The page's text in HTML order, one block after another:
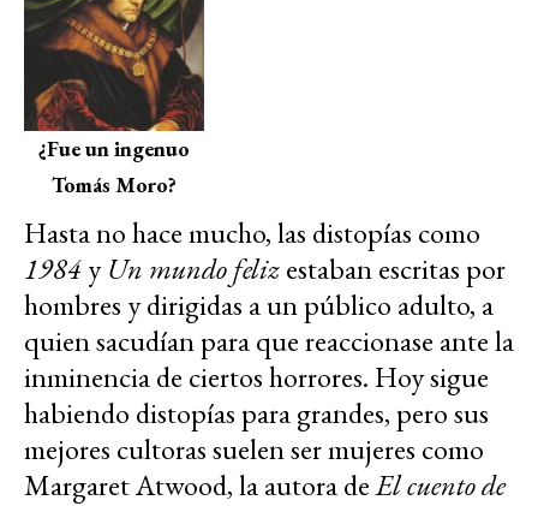
¿Fue un ingenuo
Tomás Moro?
Hasta no hace mucho, las distopías como
1984yUn mundo felizestaban escritas por
hombres y dirigidas a un público adulto, a
quien sacudían para que reaccionase ante la
inminencia de ciertos horrores. Hoy sigue
habiendo distopías para grandes, pero sus
mejores cultoras suelen ser mujeres como
Margaret Atwood, la autora deEl cuento de